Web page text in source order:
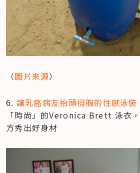
（圖片來源）
6. 讓乳癌病友抬頭挺胸的性感泳裝
「時尚」的Veronica Brett 泳衣
方秀出好身材